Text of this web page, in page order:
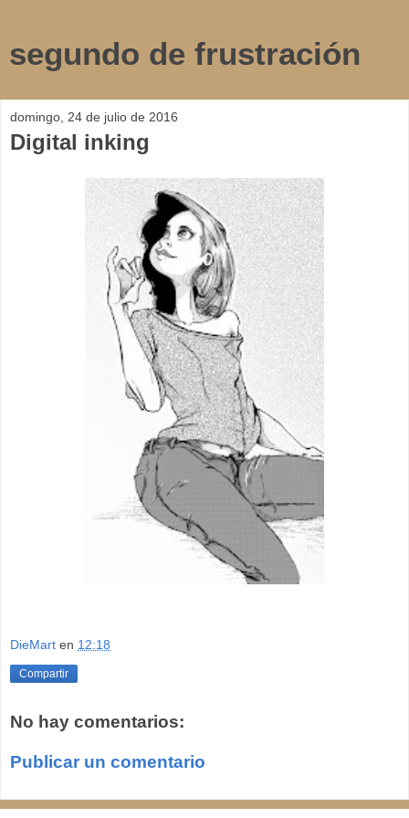
segundo de frustración
domingo, 24 de julio de 2016
Digital inking
DieMart en 12:18
Compartir
No hay comentarios:
Publicar un comentario